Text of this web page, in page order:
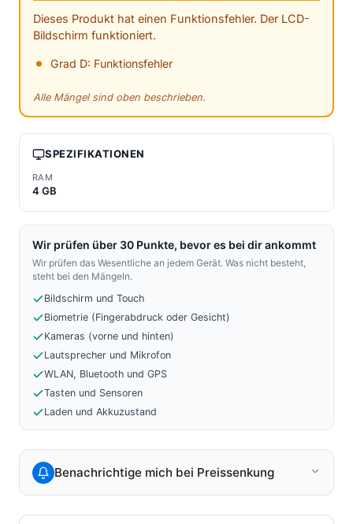
Dieses Produkt hat einen Funktionsfehler. Der LCD-
Bildschirm funktioniert.
Grad D: Funktionsfehler
Alle Mängel sind oben beschrieben.
SPEZIFIKATIONEN
RAM
4 GB
Wir prüfen über 30 Punkte, bevor es bei dir ankommt
Wir prüfen das Wesentliche an jedem Gerät. Was nicht besteht,
steht bei den Mängeln.
Bildschirm und Touch
Biometrie (Fingerabdruck oder Gesicht)
Kameras (vorne und hinten)
Lautsprecher und Mikrofon
WLAN, Bluetooth und GPS
Tasten und Sensoren
Laden und Akkuzustand
Benachrichtige mich bei Preissenkung